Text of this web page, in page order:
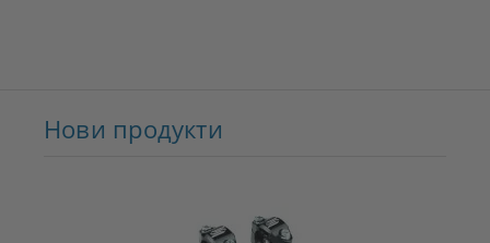
Нови продукти